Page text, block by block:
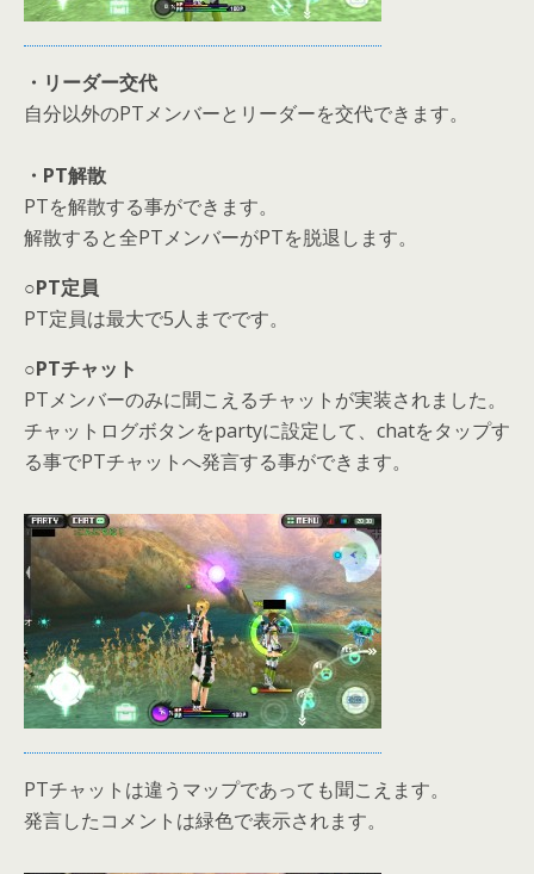
・リーダー交代
自分以外のPTメンバーとリーダーを交代できます。
・PT解散
PTを解散する事ができます。
解散すると全PTメンバーがPTを脱退します。
○PT定員
PT定員は最大で5人までです。
○PTチャット
PTメンバーのみに聞こえるチャットが実装されました。
チャットログボタンをpartyに設定して、chatをタップす
る事でPTチャットへ発言する事ができます。
PTチャットは違うマップであっても聞こえます。
発言したコメントは緑色で表示されます。